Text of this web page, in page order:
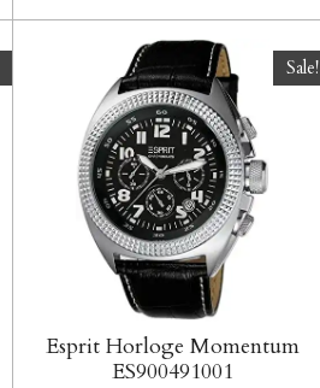
Sale!
Esprit Horloge Momentum
ES900491001